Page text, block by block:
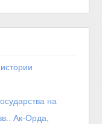
на
Ак-Орда,